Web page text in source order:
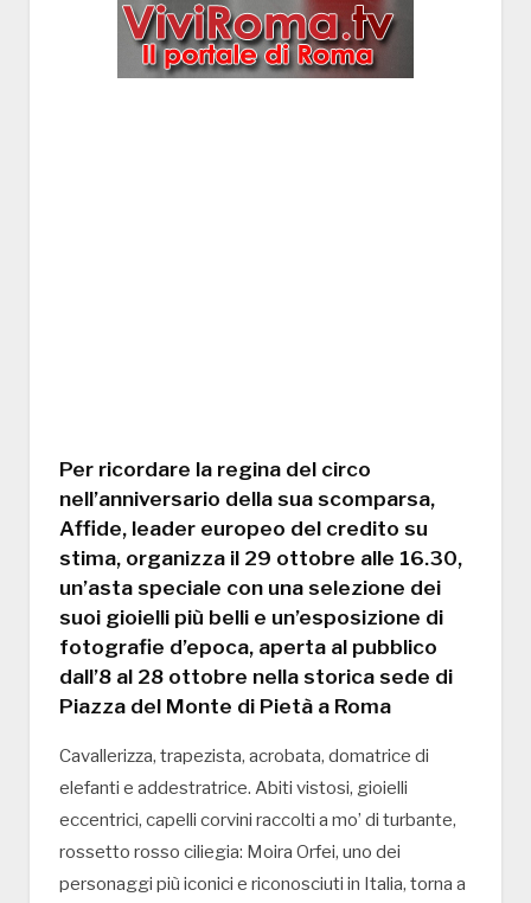
Per ricordare la regina del circo
nell’anniversario della sua scomparsa,
Affide, leader europeo del credito su
stima, organizza il 29 ottobre alle 16.30,
un’asta speciale con una selezione dei
suoi gioielli più belli e un’esposizione di
fotografie d’epoca, aperta al pubblico
dall’8 al 28 ottobre nella storica sede di
Piazza del Monte di Pietà a Roma
Cavallerizza, trapezista, acrobata, domatrice di
elefanti e addestratrice. Abiti vistosi, gioielli
eccentrici, capelli corvini raccolti a mo’ di turbante,
rossetto rosso ciliegia: Moira Orfei, uno dei
personaggi più iconici e riconosciuti in Italia, torna a